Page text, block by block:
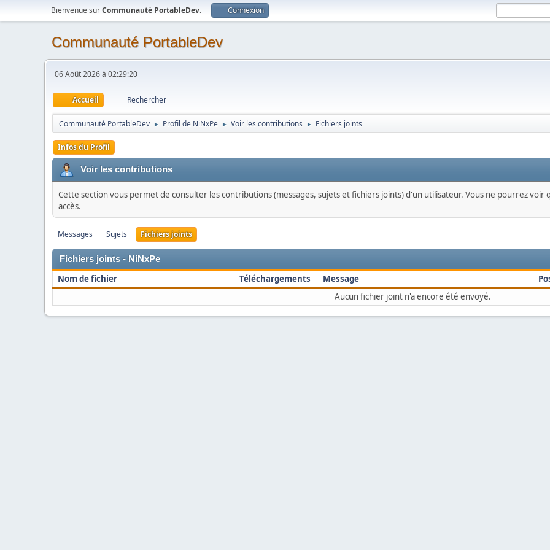
Bienvenue surCommunauté PortableDev. Connexion
Communauté PortableDev
06 Août 2026 à 02:29:20
Accueil Rechercher
Communauté PortableDev ► Profil de NiNxPe ► Voir les contributions ► Fichiers joints
Infos du Profil
Voir les contributions
Cette section vous permet de consulter les contributions (messages, sujets et fichiers joints) d'un utilisateur. Vous ne pourrez voir
accès.
Messages Sujets Fichiers joints
Fichiers joints - NiNxPe
Nom de fichier Téléchargements Message
Aucun fichier joint n'a encore été envoyé.